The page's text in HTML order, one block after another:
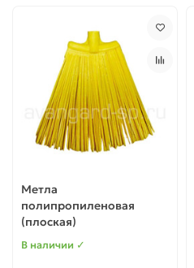
Метла
полипропиленовая
(плоская)
В наличии ✓